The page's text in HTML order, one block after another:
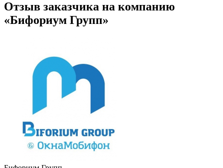
Отзыв заказчика на компанию
«Бифориум Групп»